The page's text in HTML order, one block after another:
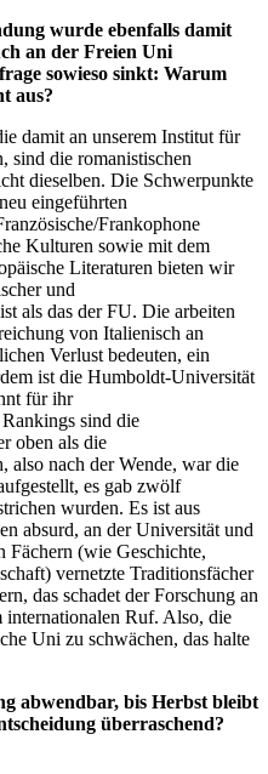
wurde ebenfalls damit
an der Freien Uni
sowieso sinkt: Warum
aus?
damit an unserem Institut für
sind die romanistischen
dieselben. Die Schwerpunkte
eingeführten
Frankophone
Kulturen sowie mit dem
Literaturen bieten wir
und
als das der FU. Die arbeiten
von Italienisch an
Verlust bedeuten, ein
ist die Humboldt-Universität
für ihr
sind die
oben als die
also nach der Wende, war die
es gab zwölf
wurden. Es ist aus
absurd, an der Universität und
Fächern (wie Geschichte,
vernetzte Traditionsfächer
das schadet der Forschung an
internationalen Ruf. Also, die
Uni zu schwächen, das halte
abwendbar, bis Herbst bleibt
überraschend?